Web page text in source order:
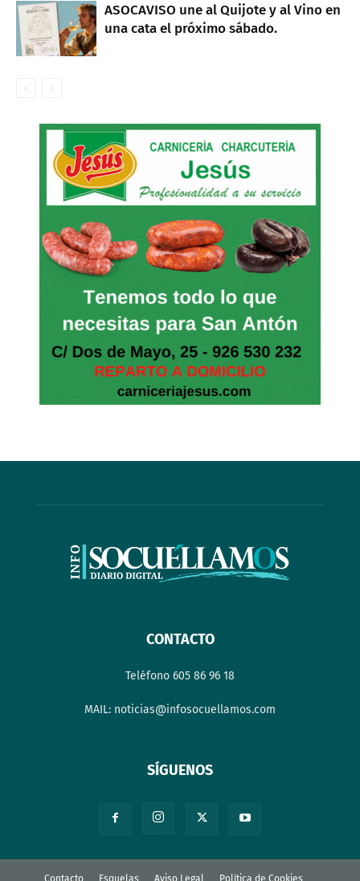
ASOCAVISO une al Quijote y al Vino en
una cata el próximo sábado.
CONTACTO
Teléfono 605 86 96 18
MAIL: noticias@infosocuellamos.com
SÍGUENOS
Contacto Esquelas Aviso Legal Política de Cookies